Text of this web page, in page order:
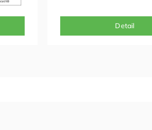
Detail